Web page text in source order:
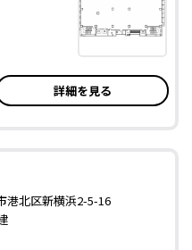
詳細を見る
港北区新横浜2-5-16